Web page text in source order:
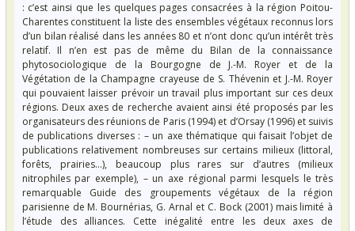
: c’est ainsi que les quelques pages consacrées à la région Poitou-
Charentes constituent la liste des ensembles végétaux reconnus lors
d’un bilan réalisé dans les années 80 et n’ont donc qu’un intérêt très
relatif. Il n’en est pas de même du Bilan de la connaissance
phytosociologique de la Bourgogne de J.-M. Royer et de la
Végétation de la Champagne crayeuse de S. Thévenin et J.-M. Royer
qui pouvaient laisser prévoir un travail plus important sur ces deux
régions. Deux axes de recherche avaient ainsi été proposés par les
organisateurs des réunions de Paris (1994) et d’Orsay (1996) et suivis
de publications diverses : – un axe thématique qui faisait l’objet de
publications relativement nombreuses sur certains milieux (littoral,
forêts, prairies…), beaucoup plus rares sur d’autres (milieux
nitrophiles par exemple), – un axe régional parmi lesquels le très
remarquable Guide des groupements végétaux de la région
parisienne de M. Bournérias, G. Arnal et C. Bock (2001) mais limité à
l’étude des alliances. Cette inégalité entre les deux axes de